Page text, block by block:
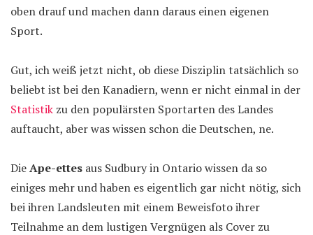
oben drauf und machen dann daraus einen eigenen
Sport.
Gut, ich weiß jetzt nicht, ob diese Disziplin tatsächlich so
beliebt ist bei den Kanadiern, wenn er nicht einmal in der
Statistik zu den populärsten Sportarten des Landes
auftaucht, aber was wissen schon die Deutschen, ne.
DieApe-ettes aus Sudbury in Ontario wissen da so
einiges mehr und haben es eigentlich gar nicht nötig, sich
bei ihren Landsleuten mit einem Beweisfoto ihrer
Teilnahme an dem lustigen Vergnügen als Cover zu